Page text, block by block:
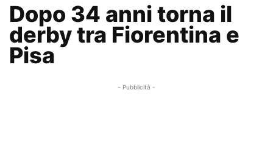
Dopo 34 anni torna il
derby tra Fiorentina e
Pisa
- Pubblicità -